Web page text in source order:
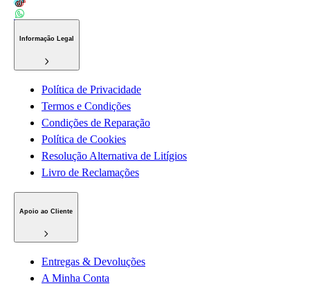
Informação Legal
Política de Privacidade
Termos e Condições
Condições de Reparação
Política de Cookies
Resolução Alternativa de Litígios
Livro de Reclamações
Apoio ao Cliente
Entregas & Devoluções
A Minha Conta